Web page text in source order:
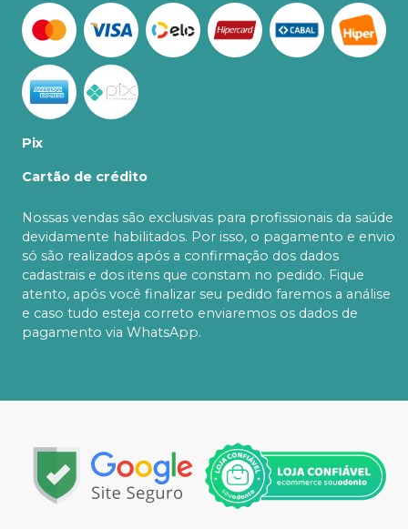
Pix
Cartão de crédito
Nossas vendas são exclusivas para profissionais da saúde
devidamente habilitados. Por isso, o pagamento e envio
só são realizados após a confirmação dos dados
cadastrais e dos itens que constam no pedido. Fique
atento, após você finalizar seu pedido faremos a análise
e caso tudo esteja correto enviaremos os dados de
pagamento via WhatsApp.